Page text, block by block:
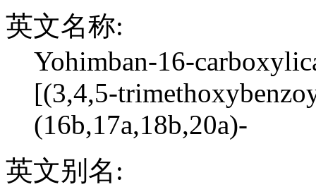
英文名称:
Yohimban-16-
[(3,4,5-
(16b,17a,18b,20a)-
英文别名: